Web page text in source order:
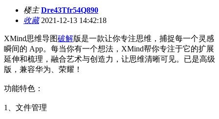
楼主 Dre43Tfr54Q890
收藏2021-12-13 14:42:18
XMind思维导图破解版是一款让你专注思维，捕捉每一个灵感
瞬间的 App。每当你有一个想法，XMind帮你专注于它的扩展
延伸和梳理，融合艺术与创造力，让思维清晰可见。已是高级
版，兼容华为、荣耀！
功能特色：
1、文件管理